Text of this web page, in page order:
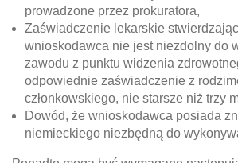
prowadzone przez prokuratora,
Zaświadczenie lekarskie
wnioskodawca nie jest niezdolny do
zawodu z punktu widzenia
odpowiednie zaświadczenie z
członkowskiego, nie starsze niż trzy
Dowód, że wnioskodawca posiada
niemieckiego niezbędną do